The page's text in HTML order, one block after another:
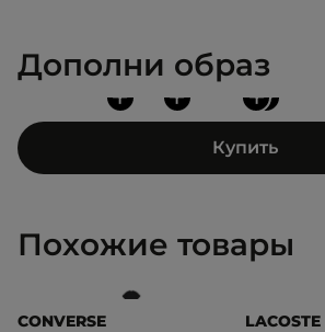
Дополни образ
+
+ + +
Купить
Похожие товары
CONVERSE LACOSTE